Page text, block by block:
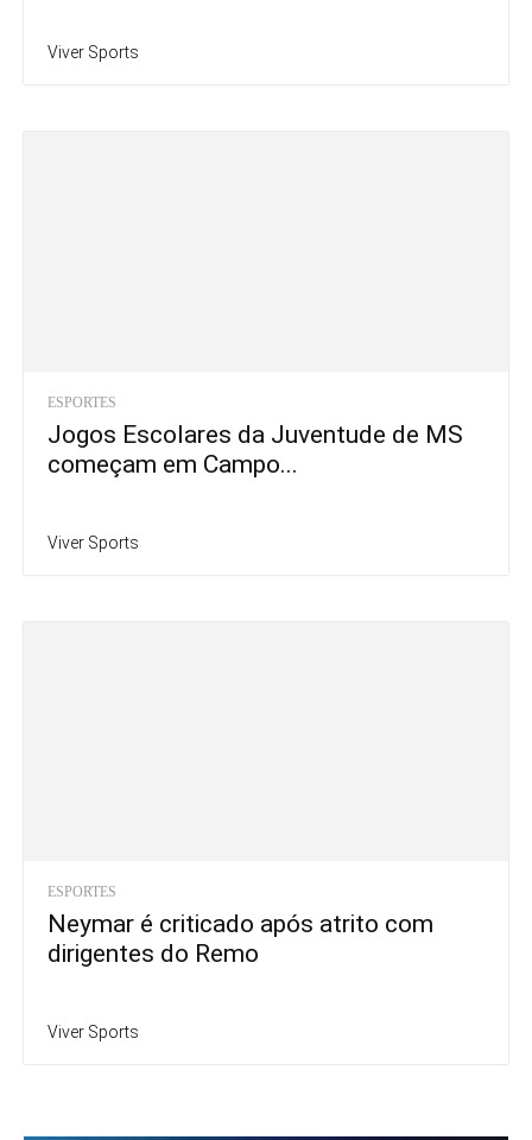
Viver Sports
ESPORTES
Jogos Escolares da Juventude de MS
começam em Campo...
Viver Sports
ESPORTES
Neymar é criticado após atrito com
dirigentes do Remo
Viver Sports